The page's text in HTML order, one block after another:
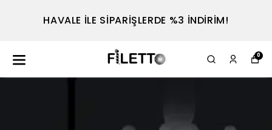
HAVALE İLE SİPARİŞLERDE %3 İNDİRİM!
0